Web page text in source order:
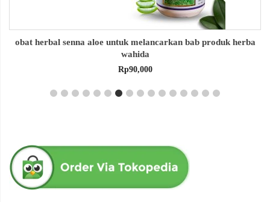
obat herbal senna aloe untuk melancarkan bab produk herba
wahida
Rp90,000